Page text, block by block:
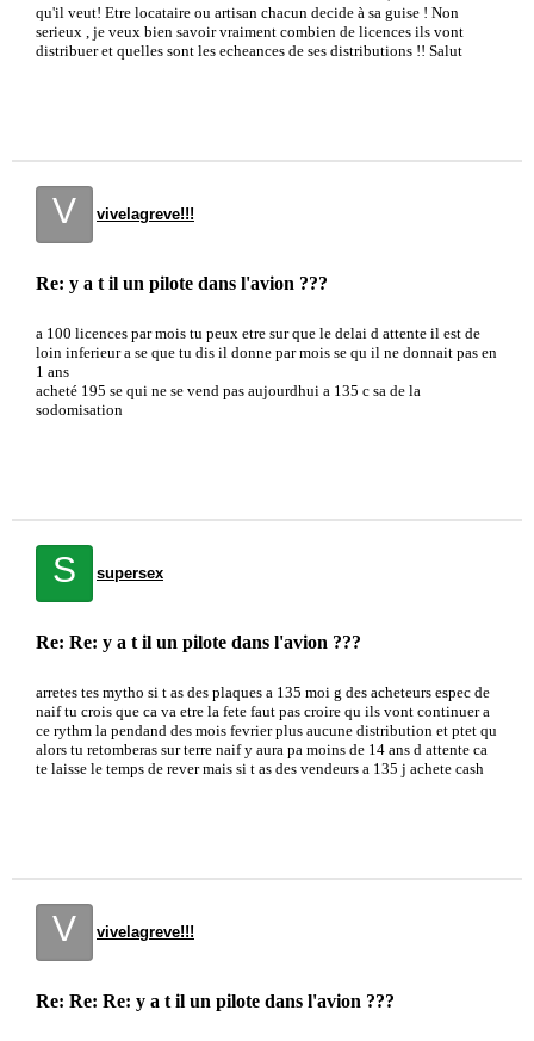
qu'il veut! Etre locataire ou artisan chacun decide à sa guise ! Non
serieux , je veux bien savoir vraiment combien de licences ils vont
distribuer et quelles sont les echeances de ses distributions !! Salut
V vivelagreve!!!
Re: y a t il un pilote dans l'avion ???
a 100 licences par mois tu peux etre sur que le delai d attente il est de
loin inferieur a se que tu dis il donne par mois se qu il ne donnait pas en
1 ans
acheté 195 se qui ne se vend pas aujourdhui a 135 c sa de la
sodomisation
S supersex
Re: Re: y a t il un pilote dans l'avion ???
arretes tes mytho si t as des plaques a 135 moi g des acheteurs espec de
naif tu crois que ca va etre la fete faut pas croire qu ils vont continuer a
ce rythm la pendand des mois fevrier plus aucune distribution et ptet qu
alors tu retomberas sur terre naif y aura pa moins de 14 ans d attente ca
te laisse le temps de rever mais si t as des vendeurs a 135 j achete cash
V vivelagreve!!!
Re: Re: Re: y a t il un pilote dans l'avion ???